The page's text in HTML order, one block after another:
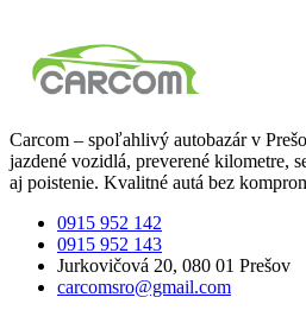
Carcom – spoľahlivý autobazár v
jazdené vozidlá, preverené kilometre,
aj poistenie. Kvalitné autá bez
0915 952 142
0915 952 143
Jurkovičová 20, 080 01 Prešov
carcomsro@gmail.com